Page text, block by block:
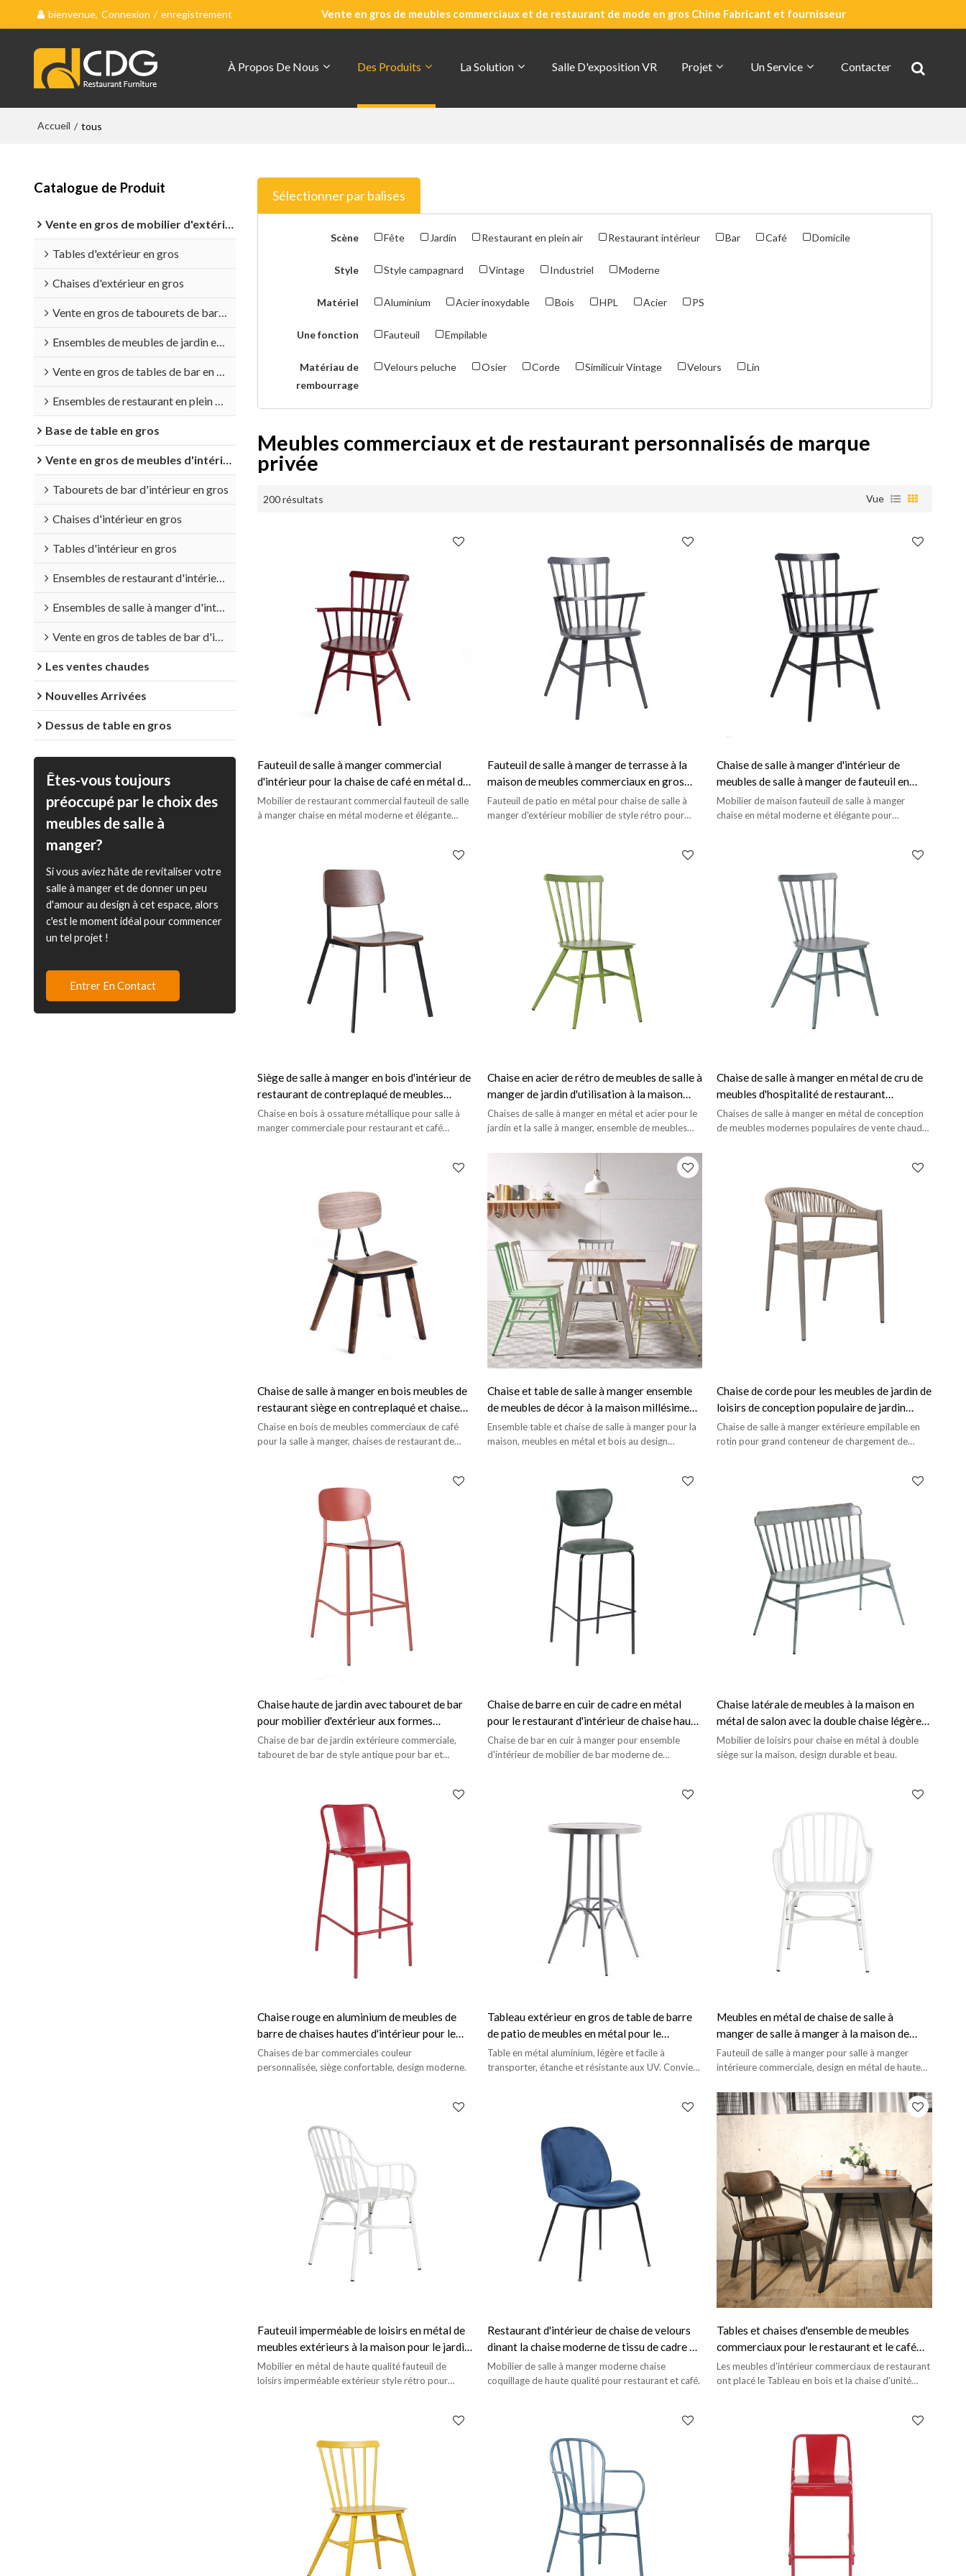
bienvenue, Connexion / enregistrement Vente en gros de meubles commerciaux et de restaurant de mode en gros Chine Fabricant et fournisseur
À Propos De Nous Des Produits La Solution Salle D'exposition VR Projet Un Service Contacter
Accueil / tous
Catalogue de Produit
Vente en gros de mobilier d'extérieur
Tables d'extérieur en gros
Chaises d'extérieur en gros
Vente en gros de tabourets de bar d'extérieur
Ensembles de meubles de jardin en gros
Vente en gros de tables de bar en plein air
Ensembles de restaurant en plein air en gros
Base de table en gros
Vente en gros de meubles d'intérieur
Tabourets de bar d'intérieur en gros
Chaises d'intérieur en gros
Tables d'intérieur en gros
Ensembles de restaurant d'intérieur en gros
Ensembles de salle à manger d'intérieur en gros
Vente en gros de tables de bar d'intérieur
Les ventes chaudes
Nouvelles Arrivées
Dessus de table en gros
Êtes-vous toujours
préoccupé par le choix des
meubles de salle à
manger?
Si vous aviez hâte de revitaliser votre
salle à manger et de donner un peu
d'amour au design à cet espace, alors
c'est le moment idéal pour commencer
un tel projet !
Entrer En Contact
Sélectionner par balises
Scène Fête Jardin Restaurant en plein air Restaurant intérieur Bar Café Domicile
Style Style campagnard Vintage Industriel Moderne
Matériel Aluminium Acier inoxydable Bois HPL Acier PS
Une fonction Fauteuil Empilable
Matériau de
rembourrage
Velours peluche Osier Corde Similicuir Vintage Velours Lin
Meubles commerciaux et de restaurant personnalisés de marque
privée
200 résultats Vue
Fauteuil de salle à manger commercial
d'intérieur pour la chaise de café en métal de
salle à manger de restaurant
Mobilier de restaurant commercial fauteuil de salle
à manger chaise en métal moderne et élégante
Fauteuil de salle à manger de terrasse à la
maison de meubles commerciaux en gros
pour des meubles extérieurs de jardin
Fauteuil de patio en métal pour chaise de salle à
manger d'extérieur mobilier de style rétro pour
Chaise de salle à manger d'intérieur de
meubles de salle à manger de fauteuil en
métal Style vintage de chaise de salle à
manger
Mobilier de maison fauteuil de salle à manger
chaise en métal moderne et élégante pour
Siège de salle à manger en bois d'intérieur de
restaurant de contreplaqué de meubles
commerciaux et cadre arrière en métal de
chaise
Chaise en bois à ossature métallique pour salle à
manger commerciale pour restaurant et café
Chaise en acier de rétro de meubles de salle à
manger de jardin d'utilisation à la maison
empilant la conception moderne
Chaises de salle à manger en métal et acier pour le
jardin et la salle à manger, ensemble de meubles
Chaise de salle à manger en métal de cru de
meubles d'hospitalité de restaurant
d'intérieur pour le café
Chaises de salle à manger en métal de conception
de meubles modernes populaires de vente chaude
Chaise de salle à manger en bois meubles de
restaurant siège en contreplaqué et chaise
de copine de café-restaurant de dossier
Chaise en bois de meubles commerciaux de café
pour la salle à manger, chaises de restaurant de
Chaise et table de salle à manger ensemble
de meubles de décor à la maison millésime
de meubles de maison adaptés aux besoins
du client
Ensemble table et chaise de salle à manger pour la
maison, meubles en métal et bois au design
Chaise de corde pour les meubles de jardin de
loisirs de conception populaire de jardin
extérieur imperméables
Chaise de salle à manger extérieure empilable en
rotin pour grand conteneur de chargement de
Chaise haute de jardin avec tabouret de bar
pour mobilier d'extérieur aux formes
arrondies et élégamment rétro
Chaise de bar de jardin extérieure commerciale,
tabouret de bar de style antique pour bar et
Chaise de barre en cuir de cadre en métal
pour le restaurant d'intérieur de chaise haute
de bistrot dinant des meubles
Chaise de bar en cuir à manger pour ensemble
d'intérieur de mobilier de bar moderne de
Chaise latérale de meubles à la maison en
métal de salon avec la double chaise légère
de coussin
Mobilier de loisirs pour chaise en métal à double
siège sur la maison, design durable et beau.
Chaise rouge en aluminium de meubles de
barre de chaises hautes d'intérieur pour le
bistrot et le restaurant
Chaises de bar commerciales couleur
personnalisée, siège confortable, design moderne.
Tableau extérieur en gros de table de barre
de patio de meubles en métal pour le
restaurant de barre
Table en métal aluminium, légère et facile à
transporter, étanche et résistante aux UV. Convient
Meubles en métal de chaise de salle à
manger de salle à manger à la maison de
fauteuil de cru pour d'intérieur
Fauteuil de salle à manger pour salle à manger
intérieure commerciale, design en métal de haute
Fauteuil imperméable de loisirs en métal de
meubles extérieurs à la maison pour le jardin
et le patio
Mobilier en métal de haute qualité fauteuil de
loisirs imperméable extérieur style rétro pour
Restaurant d'intérieur de chaise de velours
dinant la chaise moderne de tissu de cadre en
métal de meubles
Mobilier de salle à manger moderne chaise
coquillage de haute qualité pour restaurant et café.
Tables et chaises d'ensemble de meubles
commerciaux pour le restaurant et le café
d'intérieur
Les meubles d'intérieur commerciaux de restaurant
ont placé le Tableau en bois et la chaise d'unité